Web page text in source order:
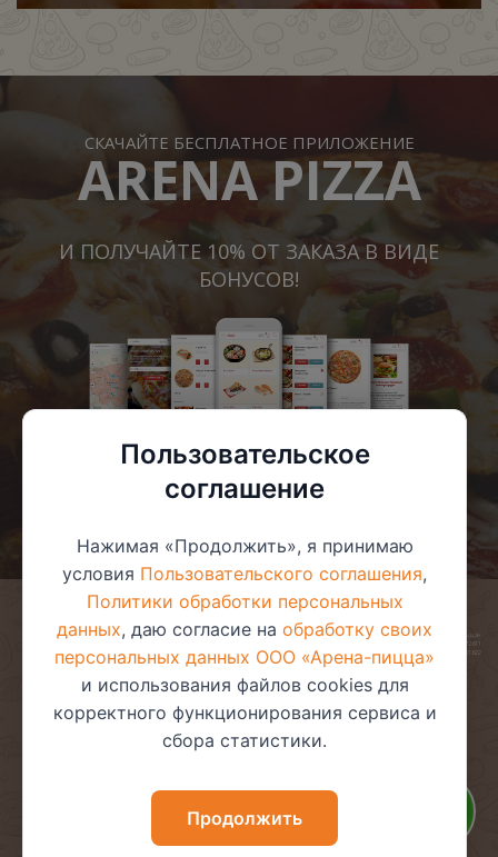
СКАЧАЙТЕ БЕСПЛАТНОЕ ПРИЛОЖЕНИЕ
ARENA PIZZA
И ПОЛУЧАЙТЕ 10% ОТ ЗАКАЗА В ВИДЕ
БОНУСОВ!
© 2025 ООО «Арена-пицца»
УНП 391272611
Магазин зарегистрирован в торговом реестре 08.05.2017 №381622
Политика видеонаблюдения
Политика в отношении
обработки файлов cookie
Пользовательское
соглашение
Нажимая «Продолжить», я принимаю
условия Пользовательского соглашения,
Политики обработки персональных
данных, даю согласие на обработку своих
персональных данных ООО «Арена-пицца»
и использования файлов cookies для
корректного функционирования сервиса и
сбора статистики.
Продолжить